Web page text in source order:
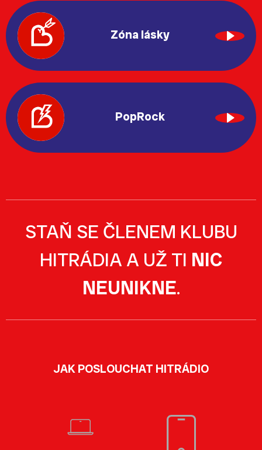
Zóna lásky
PopRock
STAŇ SE ČLENEM KLUBU
HITRÁDIA A UŽ TI NIC
NEUNIKNE.
JAK POSLOUCHAT HITRÁDIO